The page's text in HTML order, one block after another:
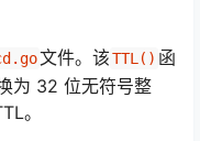
文件。该TTL() 函
为 32 位无符号整
。